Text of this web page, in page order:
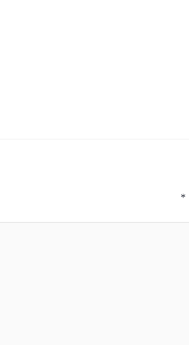
*